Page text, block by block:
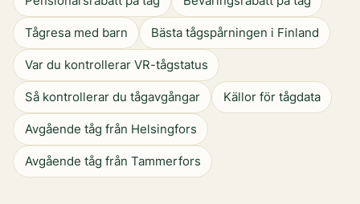
Tågresa med barn Bästa tågspårningen i Finland
Var du kontrollerar VR-tågstatus
Så kontrollerar du tågavgångar Källor för tågdata
Avgående tåg från Helsingfors
Avgående tåg från Tammerfors